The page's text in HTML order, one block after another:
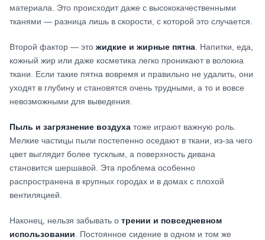
материала. Это происходит даже с высококачественными
тканями — разница лишь в скорости, с которой это случается.
Второй фактор — это жидкие и жирные пятна . Напитки, еда,
кожный жир или даже косметика легко проникают в волокна
ткани. Если такие пятна вовремя и правильно не удалить, они
уходят в глубину и становятся очень трудными, а то и вовсе
невозможными для выведения.
Пыль и загрязнение воздуха тоже играют важную роль.
Мелкие частицы пыли постепенно оседают в ткани, из‑за чего
цвет выглядит более тусклым, а поверхность дивана
становится шершавой. Эта проблема особенно
распространена в крупных городах и в домах с плохой
вентиляцией.
Наконец, нельзя забывать о трении и повседневном
использовании . Постоянное сидение в одном и том же